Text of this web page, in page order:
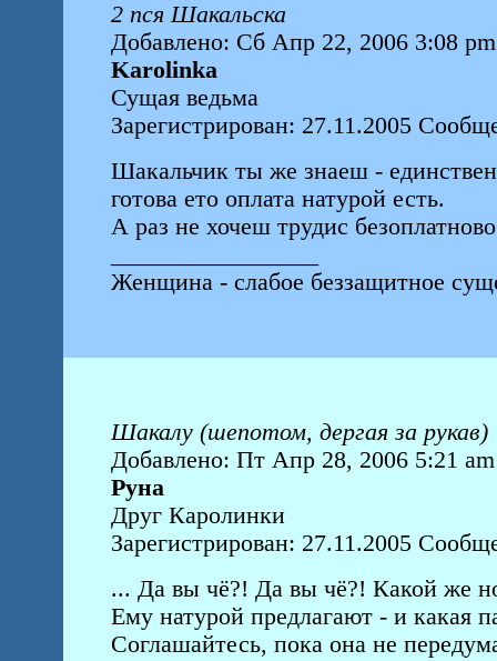
2 пся Шакальска
Добавлено: Сб Апр 22, 2006 3:08 pm
Karolinka
Сущая ведьма
Зарегистрирован: 27.11.2005
Шакальчик ты же знаеш -
готова ето оплата натурой есть.
А раз не хочеш трудис
Женщина - слабое беззащитное
Шакалу (шепотом, дергая за рукав)
Добавлено: Пт Апр 28, 2006 5:21 am
Руна
Друг Каролинки
Зарегистрирован: 27.11.2005
... Да вы чё?! Да вы чё?! Какой же
Ему натурой предлагают - и какая
Соглашайтесь, пока она не